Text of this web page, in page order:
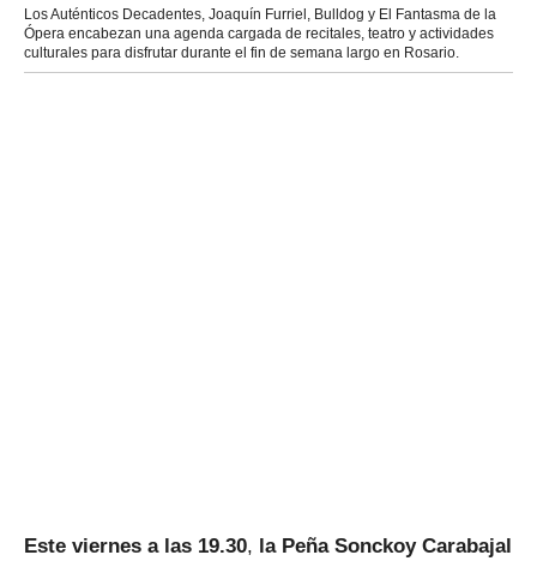
Los Auténticos Decadentes, Joaquín Furriel, Bulldog y El Fantasma de la
Ópera encabezan una agenda cargada de recitales, teatro y actividades
culturales para disfrutar durante el fin de semana largo en Rosario.
Este viernes a las 19.30, la Peña Sonckoy Carabajal